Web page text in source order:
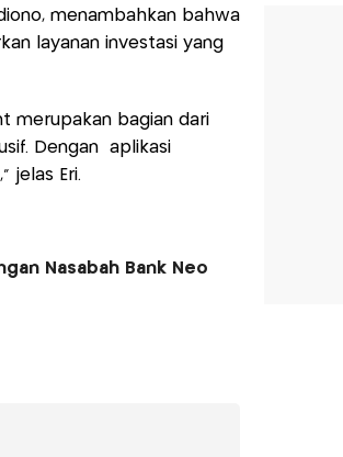
menambahkan bahwa
layanan investasi yang
merupakan bagian dari
Dengan aplikasi
jelas Eri.
Nasabah Bank Neo